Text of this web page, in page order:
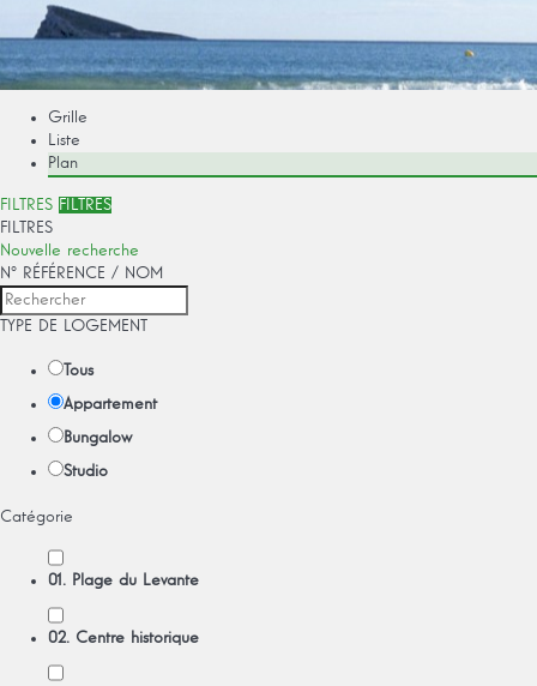
Grille
Liste
Plan
FILTRES FILTRES
FILTRES
Nouvelle recherche
Nº RÉFÉRENCE / NOM
TYPE DE LOGEMENT
Tous
Appartement
Bungalow
Studio
Catégorie
01. Plage du Levante
02. Centre historique